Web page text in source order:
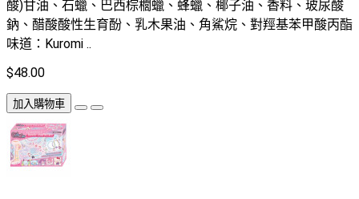
酸)甘油、石蠟、巴西棕櫚蠟、蜂蠟、椰子油、香料、玻尿酸
鈉、醋酸酸性生育酚、乳木果油、角鯊烷、對羥基苯甲酸丙酯
味道：Kuromi ..
$48.00
加入購物車